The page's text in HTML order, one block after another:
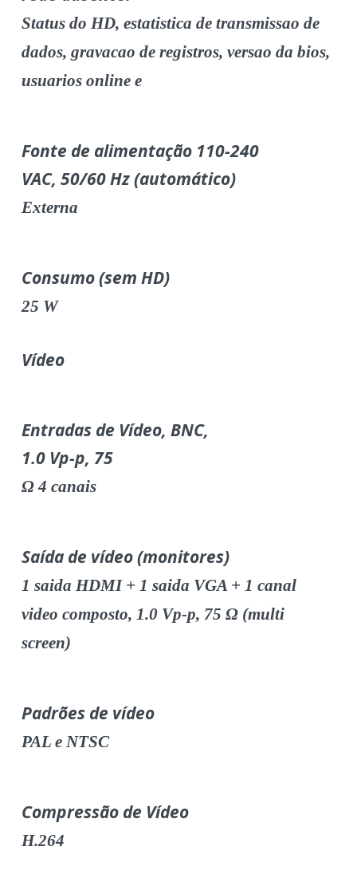
Status do HD, estatistica de transmissao de
dados, gravacao de registros, versao da bios,
usuarios online e
Fonte de alimentação 110-240
VAC, 50/60 Hz (automático)
Externa
Consumo (sem HD)
25 W
Vídeo
Entradas de Vídeo, BNC,
1.0 Vp-p, 75
Ω4 canais
Saída de vídeo (monitores)
1 saida HDMI + 1 saida VGA + 1 canal
video composto, 1.0 Vp-p, 75 Ω (multi
screen)
Padrões de vídeo
PAL e NTSC
Compressão de Vídeo
H.264